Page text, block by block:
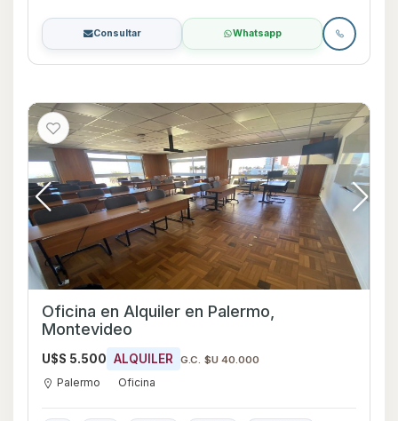
Consultar Whatsapp
Oficina en Alquiler en Palermo,
Montevideo
U$S 5.500 ALQUILER G.C. $U 40.000
Palermo Oficina